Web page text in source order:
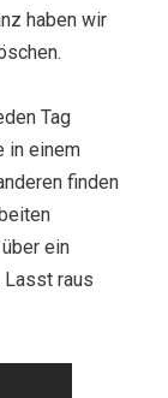
haben wir
Tag
in einem
finden
ein
Lasst raus